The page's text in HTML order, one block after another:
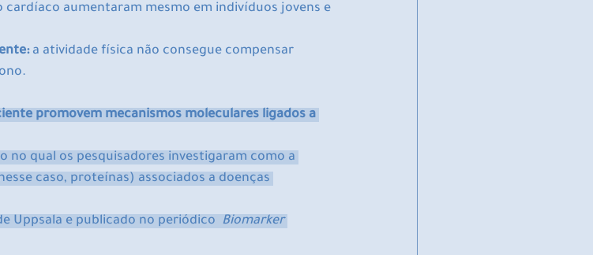
aumentaram mesmo em indivíduos jovens e
a atividade física não consegue compensar
promovem mecanismos moleculares ligados a
no qual os pesquisadores investigaram como a
caso, proteínas) associados a doenças
Uppsala e publicado no periódico Biomarker